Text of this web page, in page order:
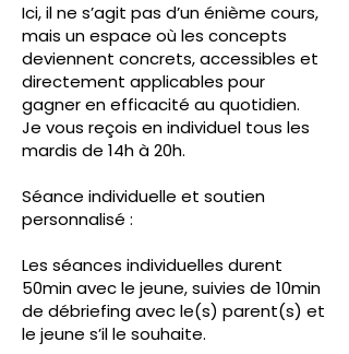
Ici, il ne s’agit pas d’un énième cours,
mais un espace où les concepts
deviennent concrets, accessibles et
directement applicables pour
gagner en efficacité au quotidien.
Je vous reçois en individuel tous les
mardis de 14h à 20h.
Séance individuelle et soutien
personnalisé :
Les séances individuelles durent
50min avec le jeune, suivies de 10min
de débriefing avec le(s) parent(s) et
le jeune s’il le souhaite.